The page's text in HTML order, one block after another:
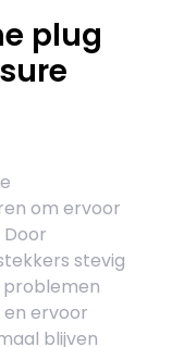
plug
om ervoor
stevig
problemen
ervoor
blijven